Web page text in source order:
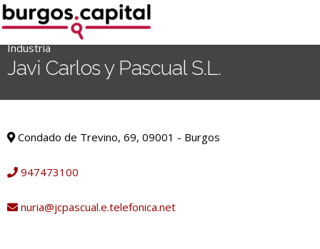
Ir
al
contenido
for:')
Industria
Javi Carlos y Pascual S.L.
Condado de Trevino, 69, 09001 - Burgos
947473100
nuria@jcpascual.e.telefonica.net